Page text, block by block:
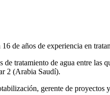
de años de experiencia en
tratamiento de agua entre las
2 (Arabia Saudí).
gerente de proyectos